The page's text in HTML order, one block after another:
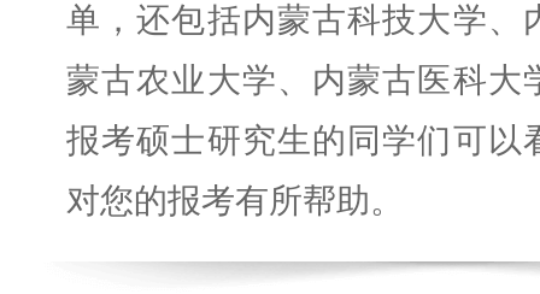
单，还包括内蒙古科技大学、
蒙古农业大学、内蒙古医科大
报考硕士研究生的同学们可以
对您的报考有所帮助。